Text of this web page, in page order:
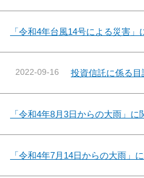
「令和4年台風14号による災害
2022-09-16 投資信託に係る
「令和4年8月3日からの大雨」
「令和4年7月14日からの大雨」